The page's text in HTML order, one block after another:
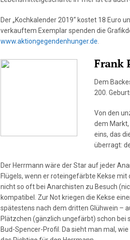
Der „Kochkalender 2019“ kostet 18 Euro
verkauftem Exemplar spenden die
www.aktiongegendenhunger.de
Frank
Dem
200.
Von den
dem
eins, das
überragt:
Der Herrmann wäre der Star auf jeder
Flügels, wenn er roteingefärbte Kekse
nicht so oft bei Anarchisten zu Besuch
kompatibel. Zur Not kriegen die Kekse
spätestens nach dem dritten Glühwein –
Plätzchen (gänzlich ungefärbt) schon bei
Bud-Spencer-Profil. Da sieht man mal,